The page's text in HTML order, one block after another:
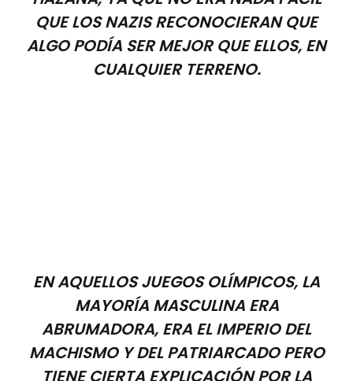
QUE LOS NAZIS RECONOCIERAN QUE
ALGO PODÍA SER MEJOR QUE ELLOS, EN
CUALQUIER TERRENO.
EN AQUELLOS JUEGOS OLÍMPICOS, LA
MAYORÍA MASCULINA ERA
ABRUMADORA, ERA EL IMPERIO DEL
MACHISMO Y DEL PATRIARCADO PERO
TIENE CIERTA EXPLICACIÓN POR LA